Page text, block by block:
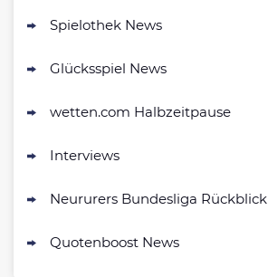
Spielothek News
Glücksspiel News
wetten.com Halbzeitpause
Interviews
Neururers Bundesliga Rückblick
Quotenboost News